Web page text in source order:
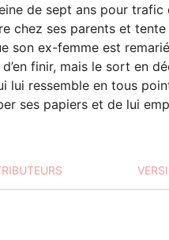
de sept ans pour trafic
chez ses parents et tente
son ex-femme est
finir, mais le sort en
lui ressemble en tous
ses papiers et de lui